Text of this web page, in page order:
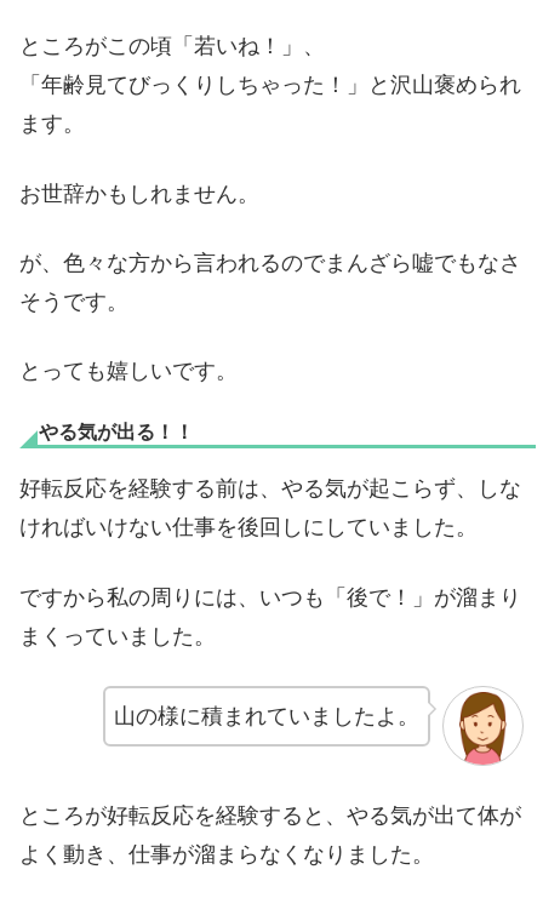
ところがこの頃「若いね！」、
「年齢見てびっくりしちゃった！」と沢山褒められ
ます。
お世辞かもしれません。
が、色々な方から言われるのでまんざら嘘でもなさ
そうです。
とっても嬉しいです。
やる気が出る！！
好転反応を経験する前は、やる気が起こらず、しな
ければいけない仕事を後回しにしていました。
ですから私の周りには、いつも「後で！」が溜まり
まくっていました。
山の様に積まれていましたよ。
ところが好転反応を経験すると、やる気が出て体が
よく動き、仕事が溜まらなくなりました。